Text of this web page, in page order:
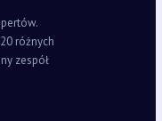
różnych
zespół